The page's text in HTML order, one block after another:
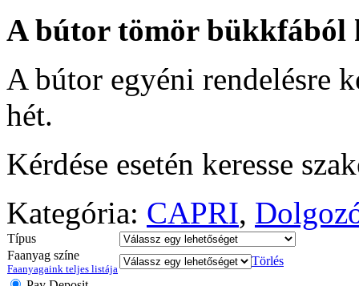
A bútor tömör bükkfából
A bútor egyéni rendelésre
hét.
Kérdése esetén keresse
Kategória: CAPRI,
Típus
Faanyag színe
Faanyagaink teljes listája
Törlés